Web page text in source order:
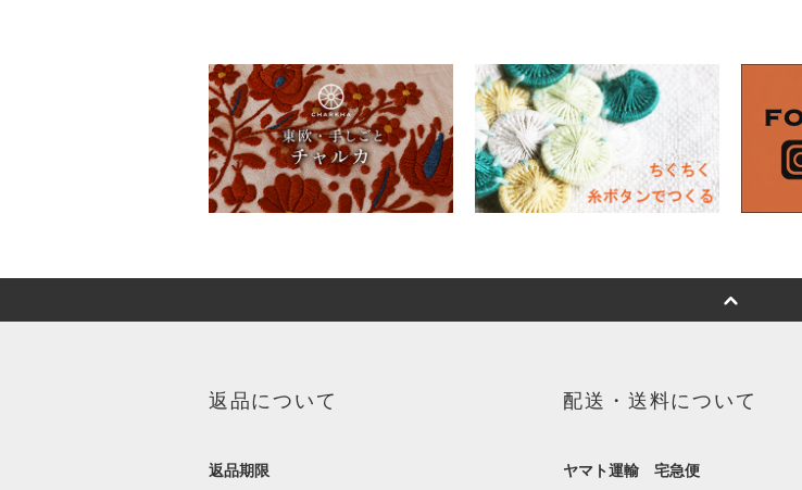
返品について
返品期限
配送・送料について
ヤマト運輸 宅急便